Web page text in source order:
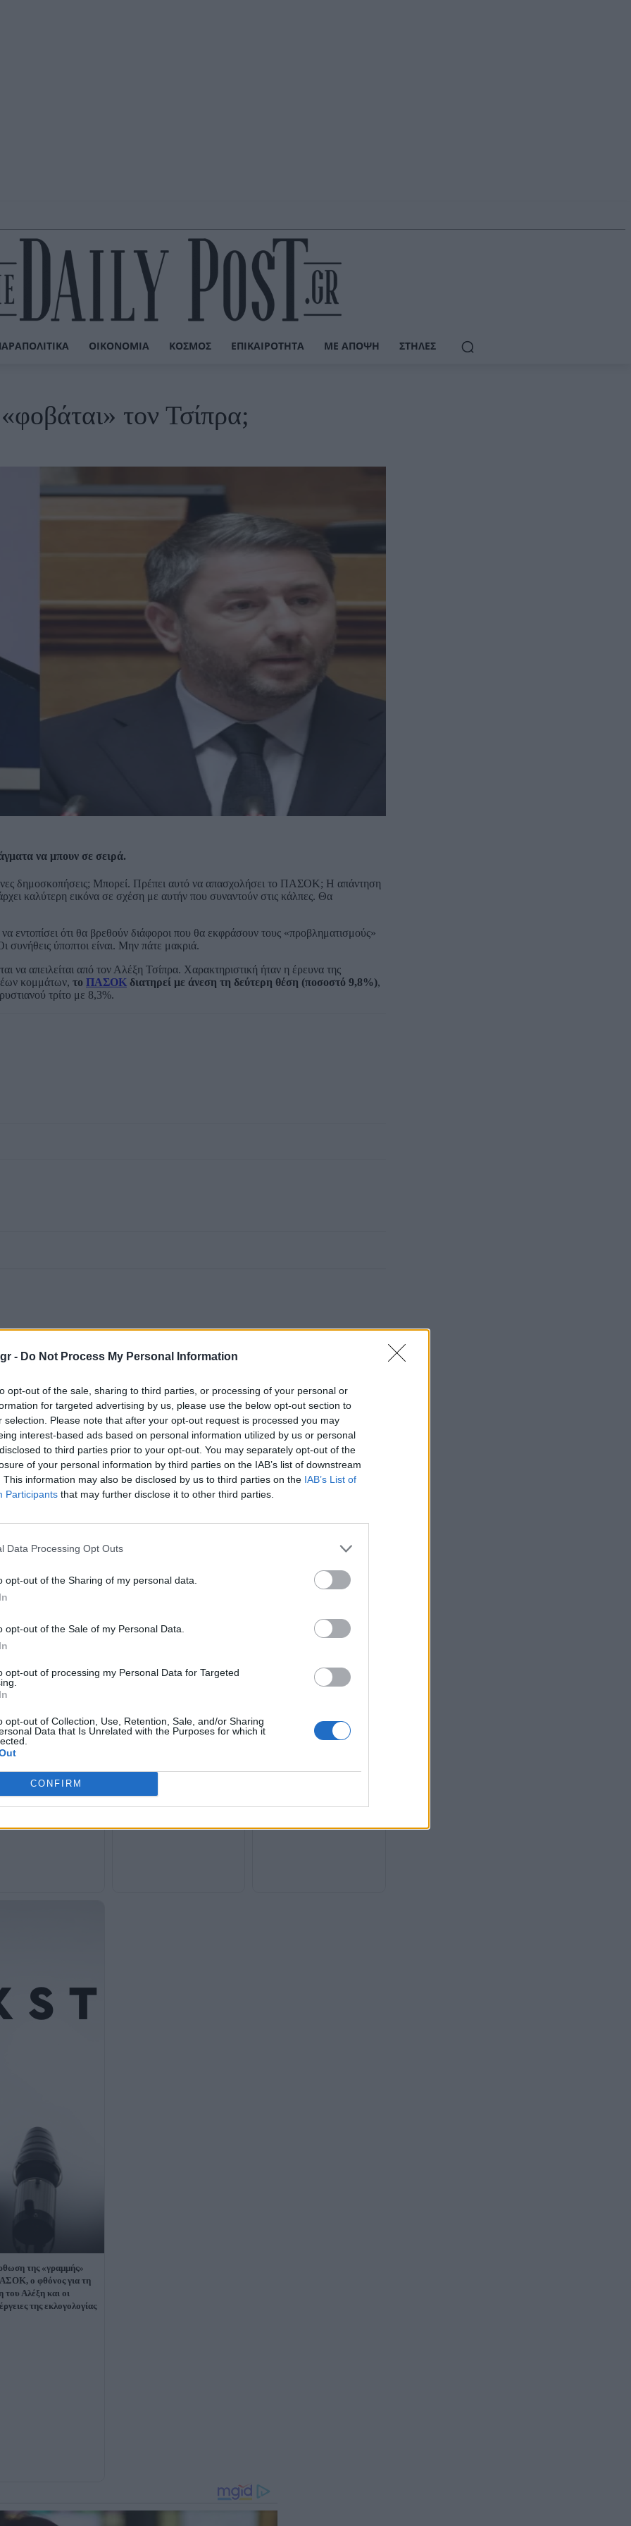
- Do Not Process My Personal Information
opt-out of the sale, sharing to third parties, or processing of your personal or
for targeted advertising by us, please use the below opt-out section to
selection. Please note that after your opt-out request is processed you may
interest-based ads based on personal information utilized by us or personal
to third parties prior to your opt-out. You may separately opt-out of the
of your personal information by third parties on the IAB’s list of downstream
This information may also be disclosed by us to third parties on the IAB’s List of
Participants that may further disclose it to other third parties.
Data Processing Opt Outs
opt-out of the Sharing of my personal data.
opt-out of the Sale of my Personal Data.
opt-out of processing my Personal Data for Targeted
opt-out of Collection, Use, Retention, Sale, and/or Sharing
Data that Is Unrelated with the Purposes for which it
CONFIRM
ΟΙΚΟΝΟΜΊΑ ΚΌΣΜΟΣ ΕΠΙΚΑΙΡΌΤΗΤΑ ΜΕ ΆΠΟΨΗ ΣΤΉΛΕΣ
τον Τσίπρα;
να μπουν σε σειρά.
δημοσκοπήσεις; Μπορεί. Πρέπει αυτό να απασχολήσει το ΠΑΣΟΚ; Η απάντηση
καλύτερη εικόνα σε σχέση με αυτήν που συναντούν στις κάλπες. Θα
εντοπίσει ότι θα βρεθούν διάφοροι που θα εκφράσουν τους «προβληματισμούς»
ύποπτοι είναι. Μην πάτε μακριά.
να απειλείται από τον Αλέξη Τσίπρα. Χαρακτηριστική ήταν η έρευνα της
κομμάτων, το ΠΑΣΟΚ διατηρεί με άνεση τη δεύτερη θέση (ποσοστό 9,8%),
τρίτο με 8,3%.
GPO: Δεύτερη η
13,2% - Από που
Τσίπρας και
προβλήματα Ανδρουλάκη,
Φάμελλου, Σακελλαρίδη,
στο Μαξίμου, ανακατατάξεις
δεξιά και αριστερά της ΝΔ
της «γραμμής»
ο φθόνος για τη
του Αλέξη και οι
της εκλογολογίας